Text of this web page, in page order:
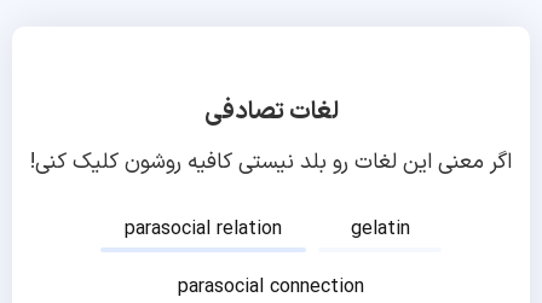
لغات تصادفی
اگر معنی این لغات رو بلد نیستی کافیه روشون کلیک کنی!
parasocial relation
gelatin
parasocial connection